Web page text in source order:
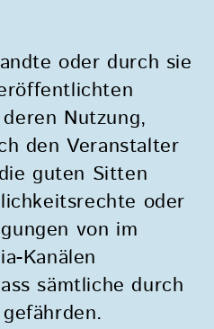
oder durch sie
Nutzung,
den Veranstalter
guten Sitten
oder
von im
Kanälen
sämtliche durch